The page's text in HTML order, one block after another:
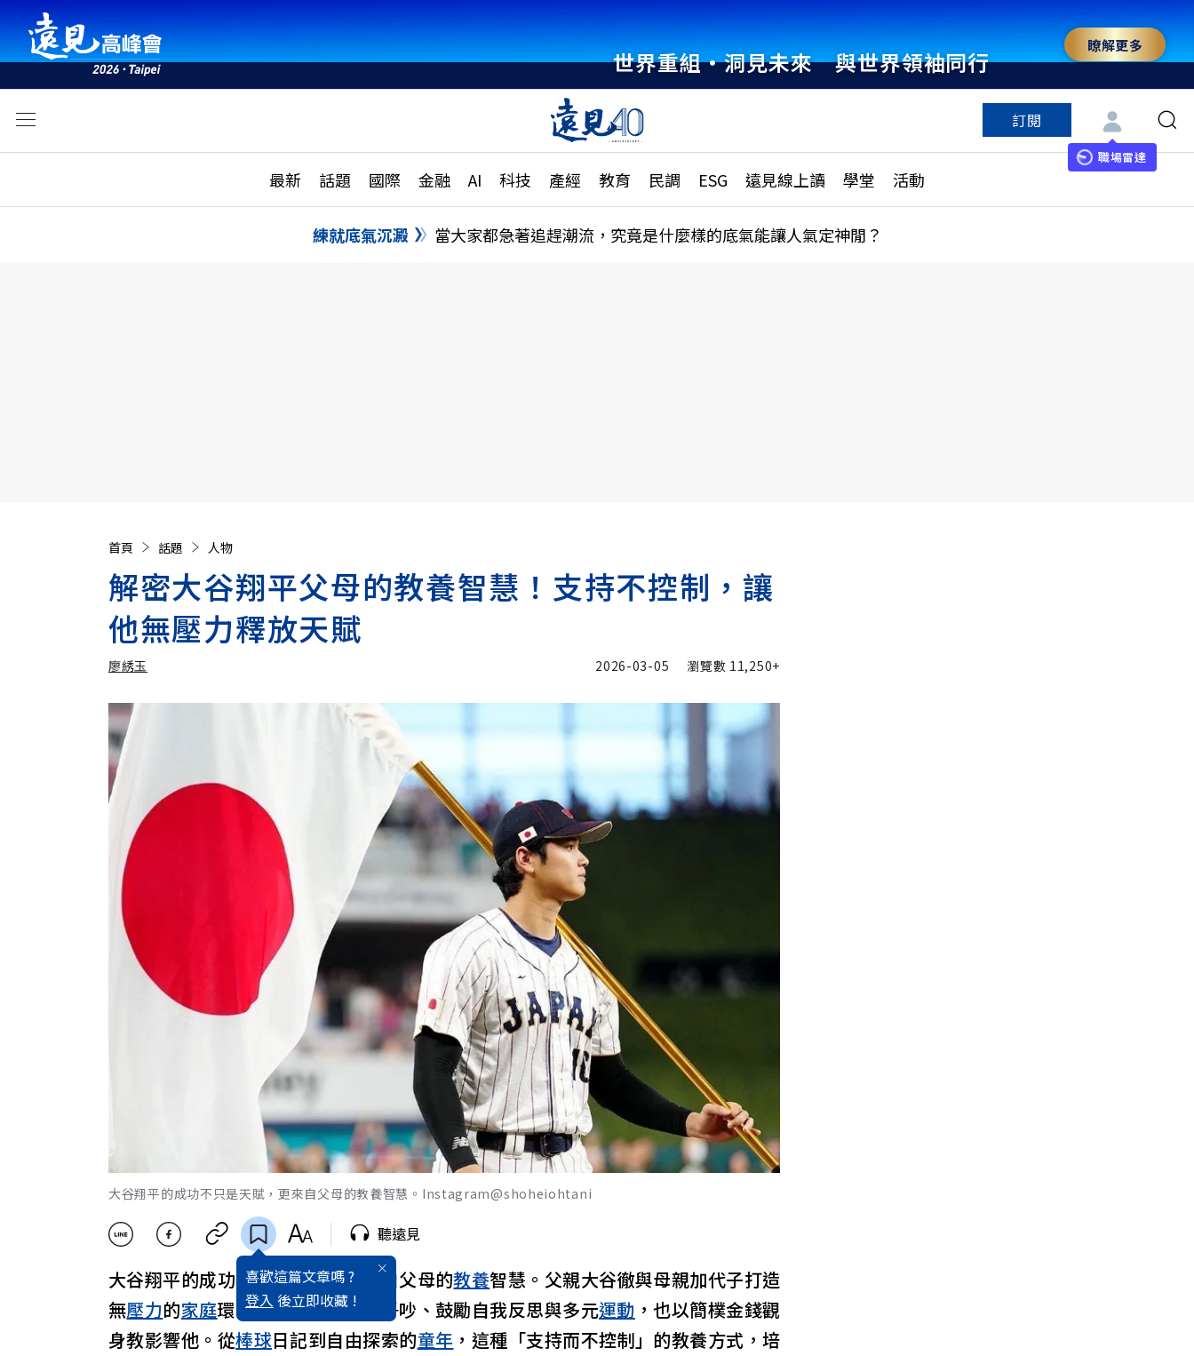
世界重組・洞見未來 與世界領袖同行
瞭解更多
訂閱
職場雷達
最新 話題 國際 金融 AI 科技 產經 教育 民調 ESG 遠見線上讀 學堂 活動
活動
話題
國際
特輯
大學升學、職涯攻略
縣市施政調查全解析
民調
更多訂閱方案
特色頻道
練就底氣沉澱 當大家都急著追趕潮流，究竟是什麼樣的底氣能讓人氣定神閒？
首頁 話題 人物
解密大谷翔平父母的教養智慧！支持不控制，讓
他無壓力釋放天賦
廖綉玉 2026-03-05 瀏覽數 11,250+
大谷翔平的成功不只是天賦，更來自父母的教養智慧。Instagram@shoheiohtani
喜歡這篇文章嗎 ?
登入 後立即收藏 !
聽遠見
大谷翔平的成功不只是天賦，更來自父母的教養智慧。父親大谷徹與母親加代子打造
無壓力的家庭環境，不在孩子面前爭吵、鼓勵自我反思與多元運動 ，也以簡樸金錢觀
身教影響他。從棒球日記到自由探索的童年 ，這種「支持而不控制」的教養方式，培